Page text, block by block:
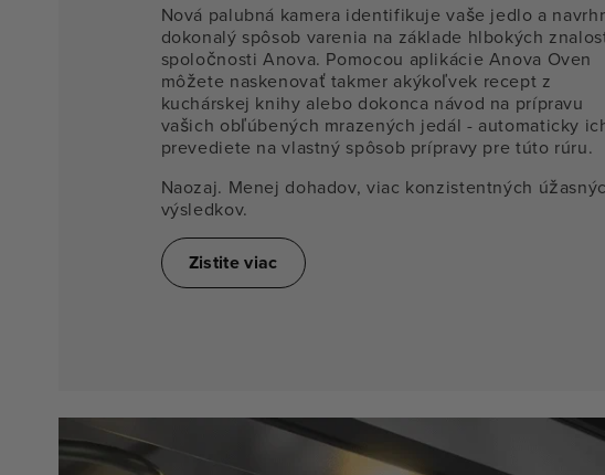
Nová palubná kamera identifikuje vaše jedlo a
dokonalý spôsob varenia na základe hlbokých
spoločnosti Anova. Pomocou aplikácie Anova Oven
môžete naskenovať takmer akýkoľvek recept z
kuchárskej knihy alebo dokonca návod na prípravu
vašich obľúbených mrazených jedál - automaticky
prevediete na vlastný spôsob prípravy pre túto rúru.
Naozaj. Menej dohadov, viac konzistentných
výsledkov.
Zistite viac